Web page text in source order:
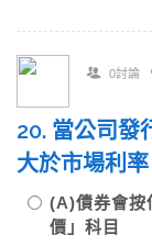
0討論
20. 當公司發
大於市場利
(A)債券會按
價」科目